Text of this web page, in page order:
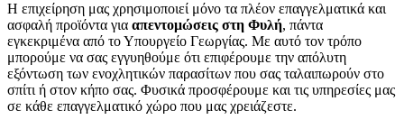
Η επιχείρηση μας χρησιμοποιεί μόνο τα πλέον επαγγελματικά και
ασφαλή προϊόντα για απεντομώσεις στη Φυλή, πάντα
εγκεκριμένα από το Υπουργείο Γεωργίας. Με αυτό τον τρόπο
μπορούμε να σας εγγυηθούμε ότι επιφέρουμε την απόλυτη
εξόντωση των ενοχλητικών παρασίτων που σας ταλαιπωρούν στο
σπίτι ή στον κήπο σας. Φυσικά προσφέρουμε και τις υπηρεσίες μας
σε κάθε επαγγελματικό χώρο που μας χρειάζεστε.